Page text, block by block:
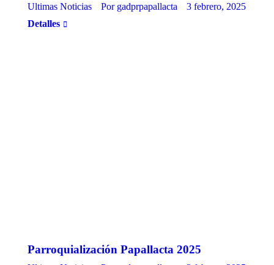
Ultimas Noticias Por gadprpapallacta
3 febrero, 2025
Detalles
Parroquialización Papallacta 2025